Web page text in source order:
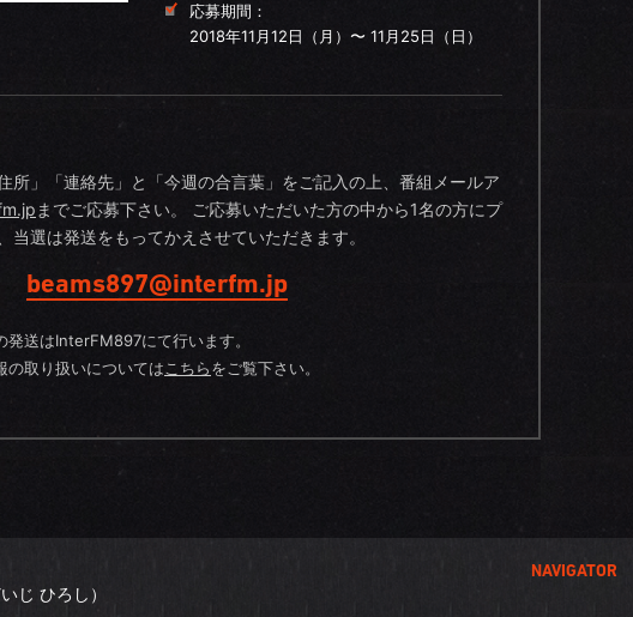
応募期間：
2018年11月12日（月）〜 11月25日（日）
所」「連絡先」と「今週の合言葉」をご記入の上、番組メールア
までご応募下さい。 ご応募いただいた方の中から1名の方にプ
当選は発送をもってかえさせていただきます。
beams897@interfm.jp
送はInterFM897にて行います。
の取り扱いについては こちらをご覧下さい。
NAVIGATOR
じ ひろし）